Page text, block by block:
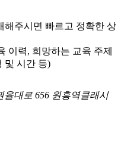
해주시면 빠르고 정확한 상
이력, 희망하는 교육 주제
및 시간 등)
율대로 656 원흥역클래시